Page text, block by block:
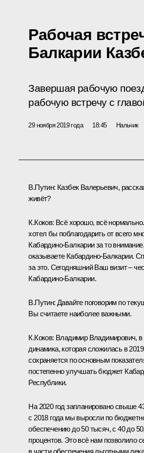
Рабочая
Балкарии
Завершая рабочую
рабочую встречу с
29 ноября 2019 года 18:45 Нальчик
В.Путин: Казбек Валерьевич,
живёт?
К.Коков: Всё хорошо, всё
хотел бы поблагодарить от всего
Кабардино-Балкарии за то
оказываете Кабардино-Балкарии.
за это. Сегодняшний Ваш визит –
Кабардино-Балкарии.
В.Путин: Давайте поговорим по
Вы считаете наиболее важными.
К.Коков: Владимир Владимирович, в
динамика, которая сложилась в
сохраняется по основным
постепенно улучшать бюджет
Республики.
На 2020 год запланировано свыше
с 2018 года мы выросли по
обеспечению до 50 тысяч, с 40 до
процентов. Это всё нам позволило
в части обеспечения льготными